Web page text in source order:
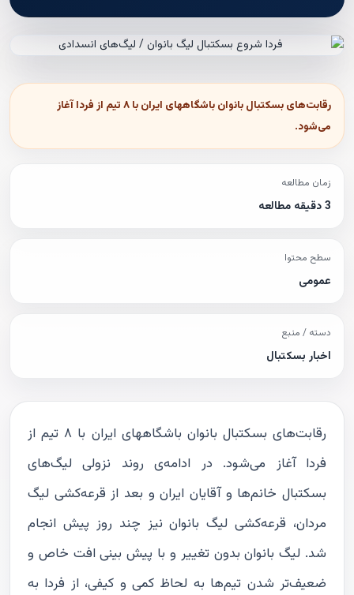
رقابت‌های بسکتبال بانوان باشگاههای ایران با ۸ تیم از فردا آغاز
می‌شود.
زمان مطالعه
3 دقیقه مطالعه
سطح محتوا
عمومی
دسته / منبع
اخبار بسکتبال
رقابت‌های بسکتبال بانوان باشگاههای ایران با ۸ تیم از
فردا آغاز می‌شود. در ادامه‌ی روند نزولی لیگ‌های
بسکتبال خانم‌ها و آقایان ایران و بعد از قرعه‌کشی لیگ
مردان، قرعه‌کشی لیگ بانوان نیز چند روز پیش انجام
شد. لیگ بانوان بدون تغییر و با پیش بینی افت خاص و
ضعیف‌تر شدن تیم‌ها به لحاظ کمی و کیفی، از فردا به